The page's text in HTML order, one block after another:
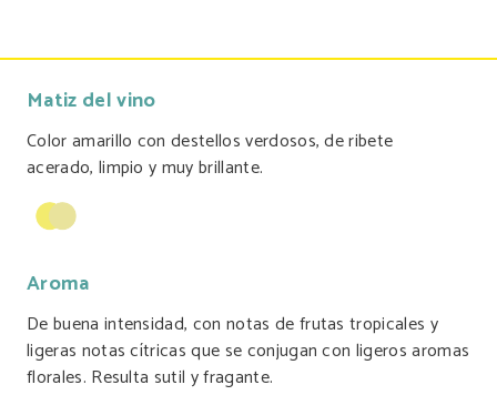
Matiz del vino
Color amarillo con destellos verdosos, de ribete
acerado, limpio y muy brillante.
Aroma
De buena intensidad, con notas de frutas tropicales y
ligeras notas cítricas que se conjugan con ligeros aromas
florales. Resulta sutil y fragante.